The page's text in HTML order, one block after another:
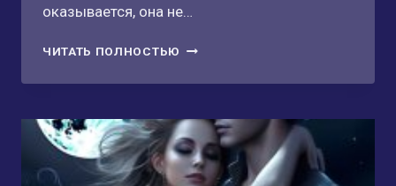
оказывается, она не…
ЧИТАТЬ ПОЛНОСТЬЮ НЕВЕСТА
ЗМЕЯ